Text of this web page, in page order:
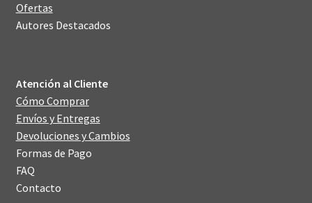
Ofertas
Autores Destacados
Atención al Cliente
Cómo Comprar
Envíos y Entregas
Devoluciones y Cambios
Formas de Pago
FAQ
Contacto